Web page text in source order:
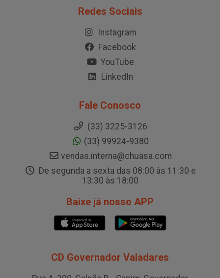
Redes Sociais
Instagram
Facebook
YouTube
LinkedIn
Fale Conosco
(33) 3225-3126
(33) 99924-9380
vendas.interna@chuasa.com
De segunda a sexta das 08:00 às 11:30 e
13:30 às 18:00
Baixe já nosso APP
CD Governador Valadares